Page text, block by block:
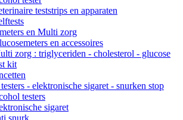
teststrips en apparaten
en Multi zorg
en accessoires
zorg : triglyceriden - cholesterol - glucose
kit
- elektronische sigaret - snurken stop
testers
sigaret
snurk